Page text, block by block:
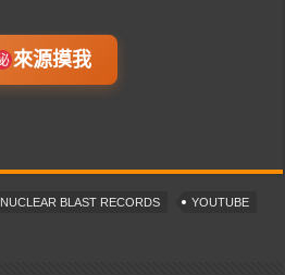
來源摸我
NUCLEAR BLAST RECORDS YOUTUBE